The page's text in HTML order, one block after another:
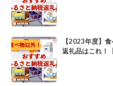
【2023年度】
返礼品はこれ！